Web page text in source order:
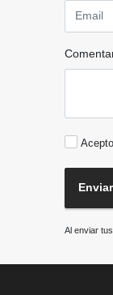
Al enviar